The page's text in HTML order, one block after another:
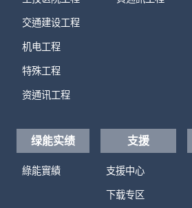
交通建设工程
机电工程
特殊工程
资通讯工程
绿能实绩
綠能實績
支援
支援中心
下载专区